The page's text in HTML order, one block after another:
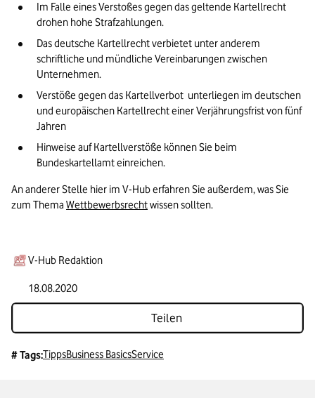
Im Falle eines Verstoßes gegen das geltende Kartellrecht
drohen hohe Strafzahlungen.
Das deutsche Kartellrecht verbietet unter anderem
schriftliche und mündliche Vereinbarungen zwischen
Unternehmen.
Verstöße gegen das Kartellverbot  unterliegen im deutschen
und europäischen Kartellrecht einer Verjährungsfrist von fünf
Jahren
Hinweise auf Kartellverstöße können Sie beim
Bundeskartellamt einreichen.
An anderer Stelle hier im V-Hub erfahren Sie außerdem, was Sie
zum Thema Wettbewerbsrecht wissen sollten.
V-Hub Redaktion
18.08.2020
Teilen
# Tags:TippsBusiness BasicsService